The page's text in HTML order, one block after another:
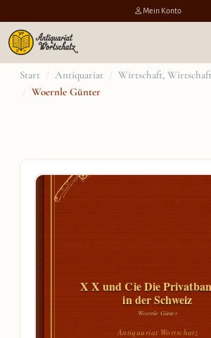
Mein Konto
Zum
Inhalt
Start / Antiquariat / Wirtschaft,
/ Woernle Günter
X X und Cie Die
in der Schweiz
Woernle Günter
Antiquariat Wortschatz